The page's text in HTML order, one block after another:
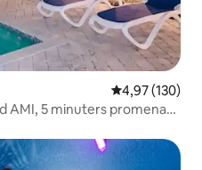
4,97 av 5 i
4,97 (130)
AMI, 5 minuters promenad